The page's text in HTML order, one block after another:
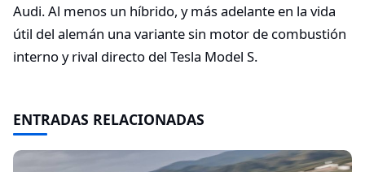
Audi. Al menos un híbrido, y más adelante en la vida
útil del alemán una variante sin motor de combustión
interno y rival directo del Tesla Model S.
ENTRADAS RELACIONADAS